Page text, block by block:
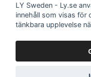
Information
©
LY Sweden - Ly.se
innehåll som visas för
tänkbara upplevelse